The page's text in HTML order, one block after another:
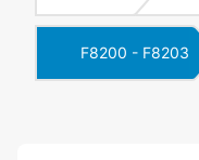
F8200 - F8203